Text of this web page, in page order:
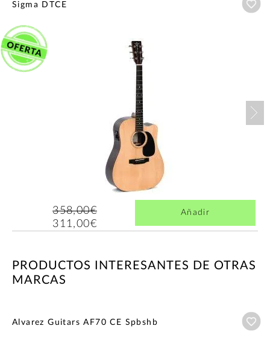
Sigma DTCE
358,00€
311,00€
Añadir
PRODUCTOS INTERESANTES DE OTRAS
MARCAS
Alvarez Guitars AF70 CE Spbshb